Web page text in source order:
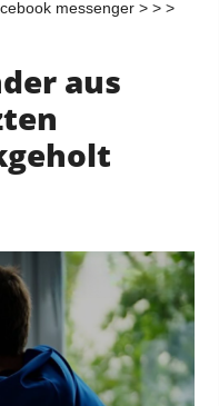
messenger > > >
aus